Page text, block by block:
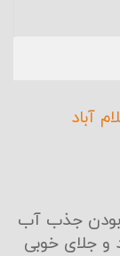
آباد
بودن جذب آب
و جلای خوبی